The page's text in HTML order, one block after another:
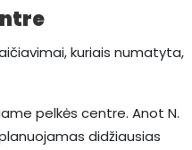
kuriais numatyta,
pelkės centre. Anot N.
didžiausias